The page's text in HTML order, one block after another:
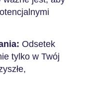
Odsetek
tylko w Twój